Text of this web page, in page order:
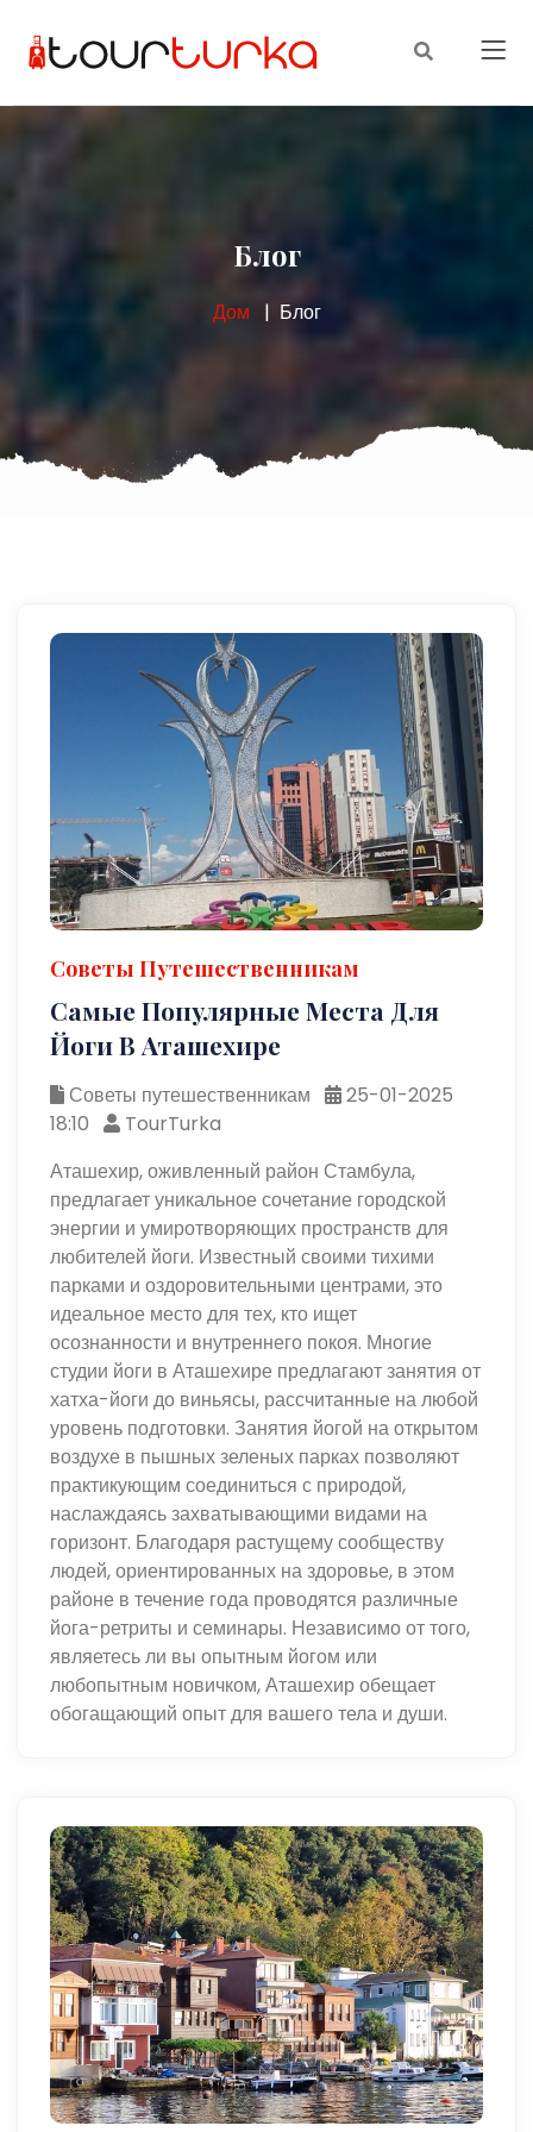
Блог
Дом Блог
Советы Путешественникам
Самые Популярные Места Для
Йоги В Аташехире
Советы путешественникам
25-01-2025
18:10
TourTurka
Аташехир, оживленный район Стамбула,
предлагает уникальное сочетание городской
энергии и умиротворяющих пространств для
любителей йоги. Известный своими тихими
парками и оздоровительными центрами, это
идеальное место для тех, кто ищет
осознанности и внутреннего покоя. Многие
студии йоги в Аташехире предлагают занятия от
хатха-йоги до виньясы, рассчитанные на любой
уровень подготовки. Занятия йогой на открытом
воздухе в пышных зеленых парках позволяют
практикующим соединиться с природой,
наслаждаясь захватывающими видами на
горизонт. Благодаря растущему сообществу
людей, ориентированных на здоровье, в этом
районе в течение года проводятся различные
йога-ретриты и семинары. Независимо от того,
являетесь ли вы опытным йогом или
любопытным новичком, Аташехир обещает
обогащающий опыт для вашего тела и души.